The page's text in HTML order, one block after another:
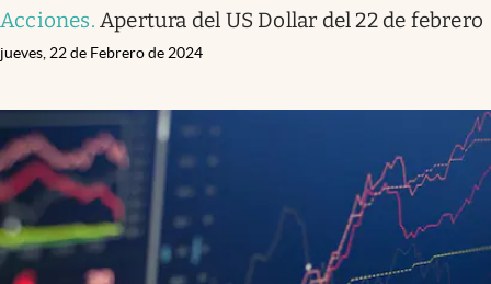
Acciones. Apertura del US Dollar del 22 de febrero
jueves, 22 de Febrero de 2024